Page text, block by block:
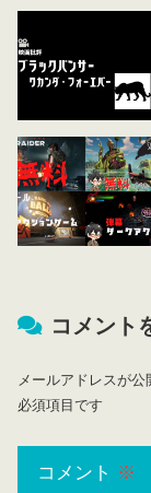
コメント
メールアドレスが公
必須項目です
コメント ※